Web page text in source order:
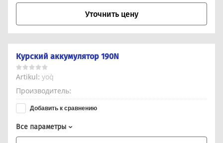
Уточнить цену
Курский аккумулятор 190N
Artikul: yo`q
Производитель
Добавить к сравнению
Все параметры